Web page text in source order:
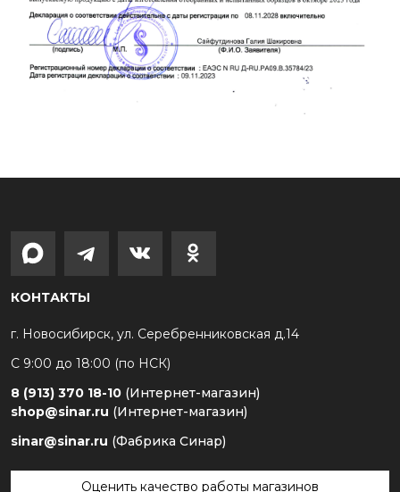
КОНТАКТЫ
г. Новосибирск, ул. Серебренниковская д.14
С 9:00 до 18:00 (по НСК)
8 (913) 370 18-10 (Интернет-магазин)
shop@sinar.ru (Интернет-магазин)
sinar@sinar.ru (Фабрика Синар)
Оценить качество работы магазинов